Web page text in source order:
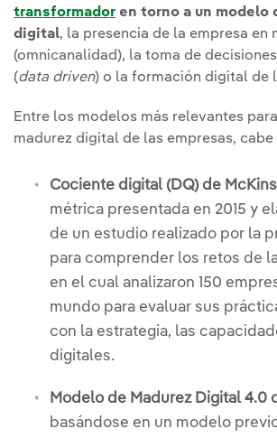
transformador en torno a un modelo
digital, la presencia de la empresa en
(omnicanalidad), la toma de
(data driven) o la formación digital de
Entre los modelos más relevantes
madurez digital de las empresas, cabe
Cociente digital (DQ) de
métrica presentada en 2015 y
de un estudio realizado por la
para comprender los retos de
en el cual analizaron 150
mundo para evaluar sus
con la estrategia, las
digitales.
Modelo de Madurez Digital 4.0
basándose en un modelo